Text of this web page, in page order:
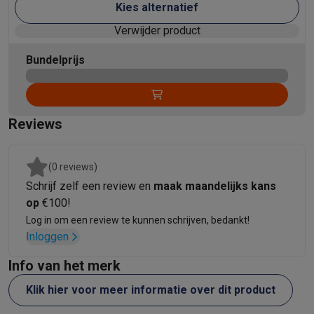
Refurbished smartphones Refurbished
Wasmachines met ecocheques
Kleine keukentoestellen
Kleine keukentoestellen met ecocheques Koffiemachines
Grote keukentoestellen
Vaatwassers met ecocheques
Airco's met ecocheques
TV & audio
TV met ecochequesBluetooth speakers met ecocheques
Multimedia & telefonie
Smartphones met ecochequesTablets met ecocheques
Transport
Elektrische steps met ecocheques
Eco initiatieven
ImpactEnergie besparen Recycleer je oud elektro
Info & acties
Kies alternatief
Verwijder product
Bundelprijs
Reviews
(0 reviews)
Schrijf zelf een review en maak maandelijks kans
op €100!
Log in om een review te kunnen schrijven, bedankt!
Inloggen
Info van het merk
Klik hier voor meer informatie over dit product